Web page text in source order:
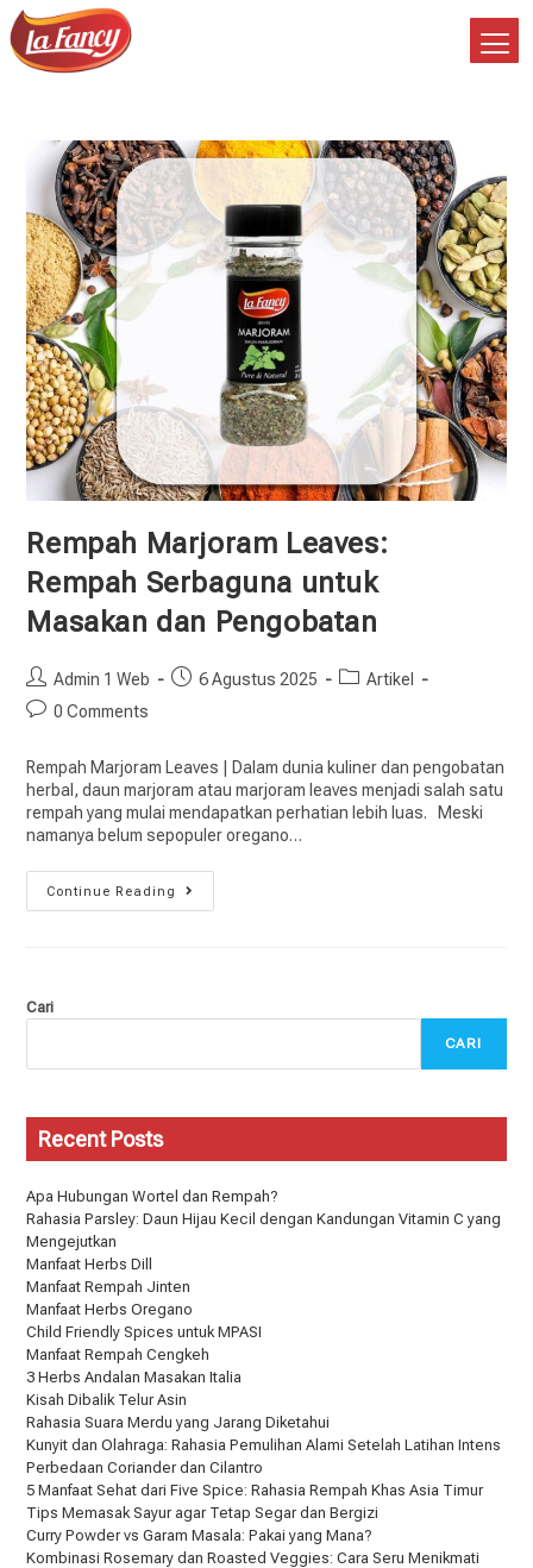
Rempah Marjoram Leaves:
Rempah Serbaguna untuk
Masakan dan Pengobatan
Admin 1 Web 6 Agustus 2025
Artikel
0 Comments
Rempah Marjoram Leaves | Dalam dunia kuliner dan pengobatan
herbal, daun marjoram atau marjoram leaves menjadi salah satu
rempah yang mulai mendapatkan perhatian lebih luas. Meski
namanya belum sepopuler oregano…
Continue Reading
Cari
CARI
Recent Posts
Apa Hubungan Wortel dan Rempah?
Rahasia Parsley: Daun Hijau Kecil dengan Kandungan Vitamin C yang
Mengejutkan
Manfaat Herbs Dill
Manfaat Rempah Jinten
Manfaat Herbs Oregano
Child Friendly Spices untuk MPASI
Manfaat Rempah Cengkeh
3 Herbs Andalan Masakan Italia
Kisah Dibalik Telur Asin
Rahasia Suara Merdu yang Jarang Diketahui
Kunyit dan Olahraga: Rahasia Pemulihan Alami Setelah Latihan Intens
Perbedaan Coriander dan Cilantro
5 Manfaat Sehat dari Five Spice: Rahasia Rempah Khas Asia Timur
Tips Memasak Sayur agar Tetap Segar dan Bergizi
Curry Powder vs Garam Masala: Pakai yang Mana?
Kombinasi Rosemary dan Roasted Veggies: Cara Seru Menikmati